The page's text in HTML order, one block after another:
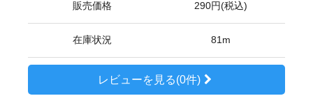
販売価格 290円(税込)
在庫状況 81m
レビューを見る(0件)